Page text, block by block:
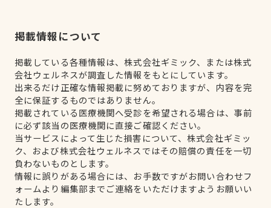
掲載情報について
掲載している各種情報は、株式会社ギミック、または株式
会社ウェルネスが調査した情報をもとにしています。
出来るだけ正確な情報掲載に努めておりますが、内容を完
全に保証するものではありません。
掲載されている医療機関へ受診を希望される場合は、事前
に必ず該当の医療機関に直接ご確認ください。
当サービスによって生じた損害について、株式会社ギミッ
ク、および株式会社ウェルネスではその賠償の責任を一切
負わないものとします。
情報に誤りがある場合には、お手数ですがお問い合わせフ
ォームより編集部までご連絡をいただけますようお願いい
たします。